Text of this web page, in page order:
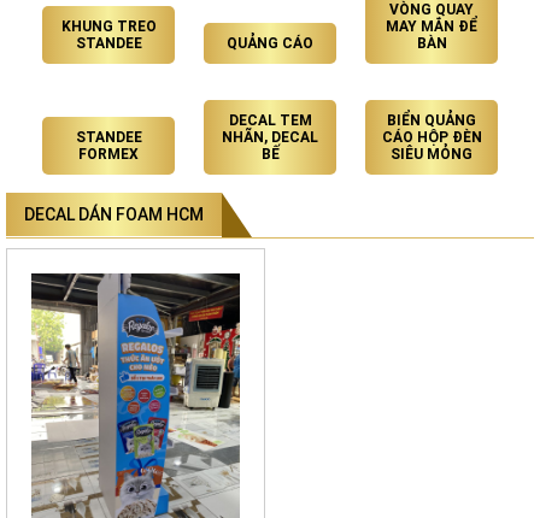
KHUNG TREO
STANDEE
QUẢNG CÁO
VÒNG QUAY
MAY MẮN ĐỂ
BÀN
STANDEE
FORMEX
DECAL TEM
NHÃN, DECAL
BẾ
BIỂN QUẢNG
CÁO HỘP ĐÈN
SIÊU MỎNG
DECAL DÁN FOAM HCM